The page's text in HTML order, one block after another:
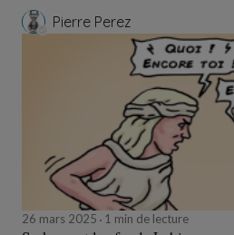
Pierre Perez
26 mars 2025 1 min de lecture